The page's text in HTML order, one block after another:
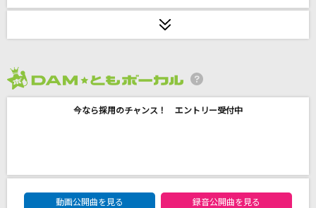
このまま君だけを奪い去りたい
かぐや(cv.夏吉ゆうこ)
怪獣の花唄
今なら採用のチャンス！ エントリー受付中
DAM★ともボーカルエントリーランキング
動画公開曲を見る
録音公開曲を見る